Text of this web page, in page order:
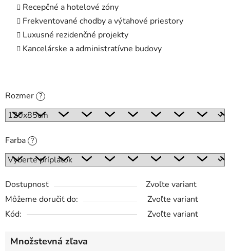
Recepčné a hotelové zóny
Frekventované chodby a výťahové priestory
Luxusné rezidenčné projekty
Kancelárske a administratívne budovy
Rozmer ?
Farba ?
Dostupnosť
Zvoľte variant
Môžeme doručiť do:
Zvoľte variant
Kód:
Zvoľte variant
Množstevná zľava